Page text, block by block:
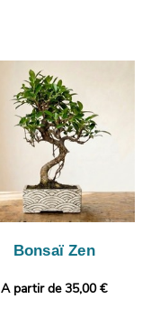
Bonsaï Zen
A partir de 35,00 €